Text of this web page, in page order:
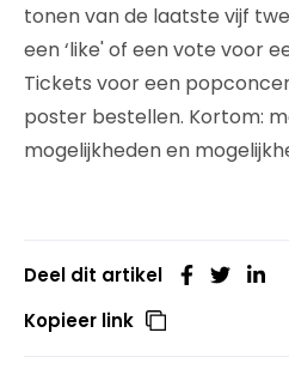
tonen van de laatste vijf
een ‘like' of een vote voor
Tickets voor een
poster bestellen. Kortom:
mogelijkheden en
Deel dit artikel
Kopieer link